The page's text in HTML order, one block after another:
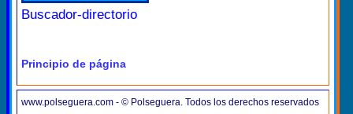
Buscador-directorio
Principio de página
www.polseguera.com - © Polseguera. Todos los derechos reservados